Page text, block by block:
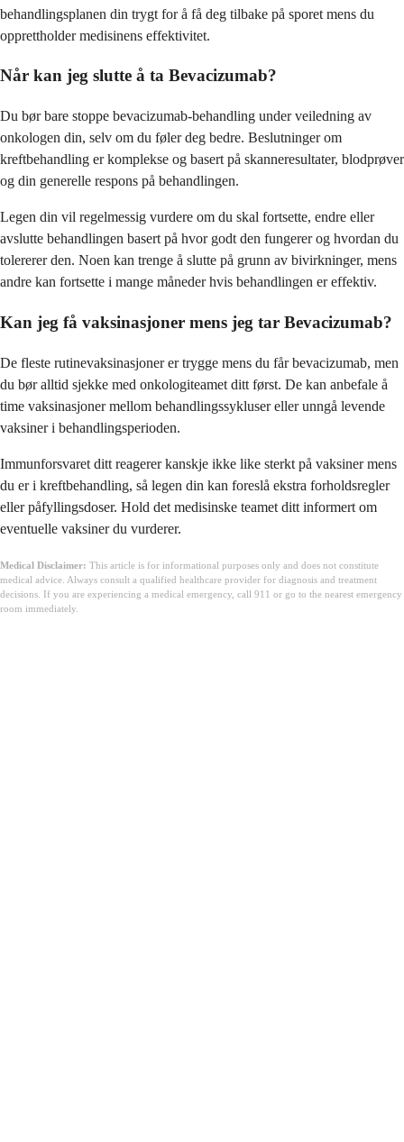
behandlingsplanen din trygt for å få deg tilbake på sporet mens du
opprettholder medisinens effektivitet.
Når kan jeg slutte å ta Bevacizumab?
Du bør bare stoppe bevacizumab-behandling under veiledning av
onkologen din, selv om du føler deg bedre. Beslutninger om
kreftbehandling er komplekse og basert på skanneresultater, blodprøver
og din generelle respons på behandlingen.
Legen din vil regelmessig vurdere om du skal fortsette, endre eller
avslutte behandlingen basert på hvor godt den fungerer og hvordan du
tolererer den. Noen kan trenge å slutte på grunn av bivirkninger, mens
andre kan fortsette i mange måneder hvis behandlingen er effektiv.
Kan jeg få vaksinasjoner mens jeg tar Bevacizumab?
De fleste rutinevaksinasjoner er trygge mens du får bevacizumab, men
du bør alltid sjekke med onkologiteamet ditt først. De kan anbefale å
time vaksinasjoner mellom behandlingssykluser eller unngå levende
vaksiner i behandlingsperioden.
Immunforsvaret ditt reagerer kanskje ikke like sterkt på vaksiner mens
du er i kreftbehandling, så legen din kan foreslå ekstra forholdsregler
eller påfyllingsdoser. Hold det medisinske teamet ditt informert om
eventuelle vaksiner du vurderer.
Medical Disclaimer: This article is for informational purposes only and does not constitute
medical advice. Always consult a qualified healthcare provider for diagnosis and treatment
decisions. If you are experiencing a medical emergency, call 911 or go to the nearest emergency
room immediately.